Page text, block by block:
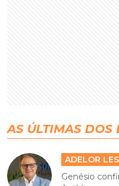
AS ÚLTIMAS DOS
ADELOR
Genésio